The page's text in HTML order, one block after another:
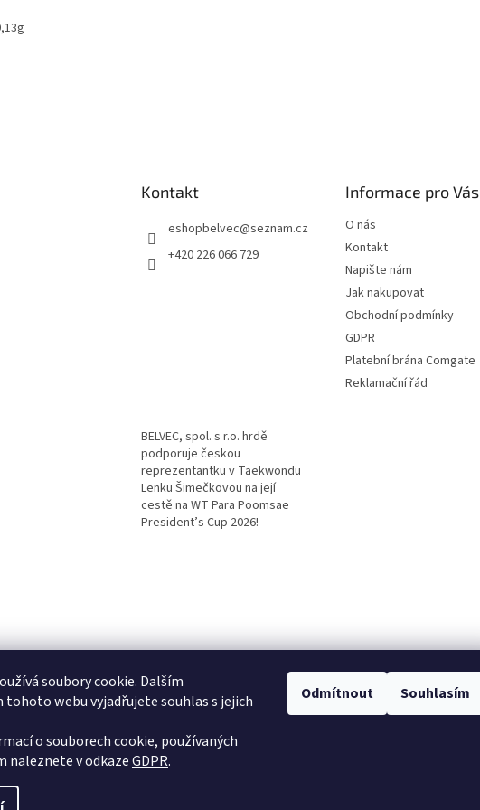
soubory cookie. Dalším
tohoto webu vyjadřujete souhlas s jejich
o souborech cookie, používaných
naleznete v odkazeGDPR.
Odmítnout Souhlasím
Kontakt
eshopbelvec@seznam.cz
+420 226 066 729
Informace pro Vás
O nás
Kontakt
Napište nám
Jak nakupovat
Obchodní podmínky
GDPR
Platební brána Comgate
Reklamační řád
BELVEC, spol. s r.o. hrdě
podporuje českou
reprezentantku v Taekwondu
Lenku Šimečkovou na její
cestě na WT Para Poomsae
President’s Cup 2026!